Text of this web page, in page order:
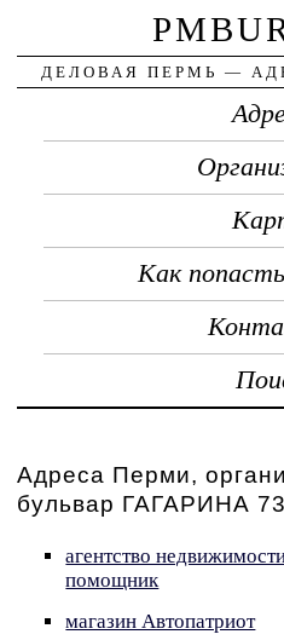
ДЕЛОВАЯ ПЕРМЬ —
Как
Адреса Перми,
бульвар ГАГАРИНА 73
агентство
помощник
магазин Автопатриот